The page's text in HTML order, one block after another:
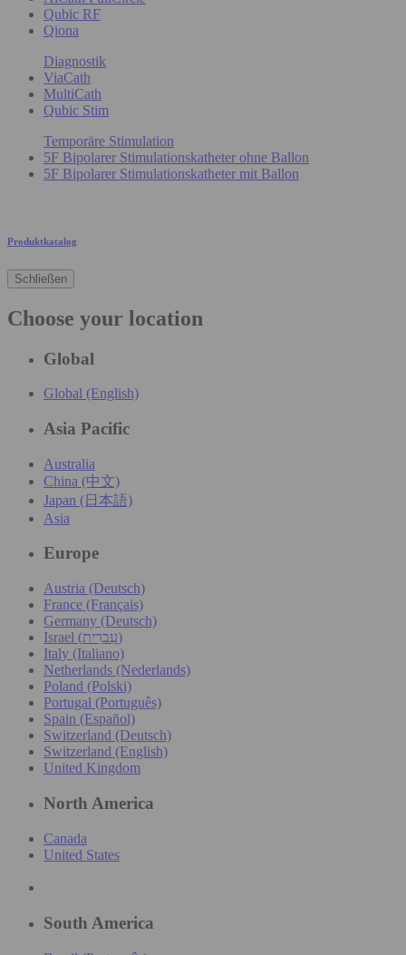
Qubic RF
Qiona
Diagnostik
ViaCath
MultiCath
Qubic Stim
Temporäre Stimulation
5F Bipolarer Stimulationskatheter ohne Ballon
5F Bipolarer Stimulationskatheter mit Ballon
Produktkatalog
Schließen
Choose your location
Global
Global (English)
Asia Pacific
Australia
China (中文)
Japan (日本語)
Asia
Europe
Austria (Deutsch)
France (Français)
Germany (Deutsch)
Israel (עִברִית)
Italy (Italiano)
Netherlands (Nederlands)
Poland (Polski)
Portugal (Português)
Spain (Español)
Switzerland (Deutsch)
Switzerland (English)
United Kingdom
North America
Canada
United States
South America